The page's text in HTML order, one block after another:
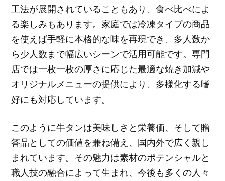
工法が展開されていることもあり、食べ比べによ
る楽しみもあります。家庭では冷凍タイプの商品
を使えば手軽に本格的な味を再現でき、多人数か
ら少人数まで幅広いシーンで活用可能です。専門
店では一枚一枚の厚さに応じた最適な焼き加減や
オリジナルメニューの提供により、多様化する嗜
好にも対応しています。
このように牛タンは美味しさと栄養価、そして贈
答品としての価値を兼ね備え、国内外で広く親し
まれています。その魅力は素材のポテンシャルと
職人技の融合によって生まれ、今後も多くの人々